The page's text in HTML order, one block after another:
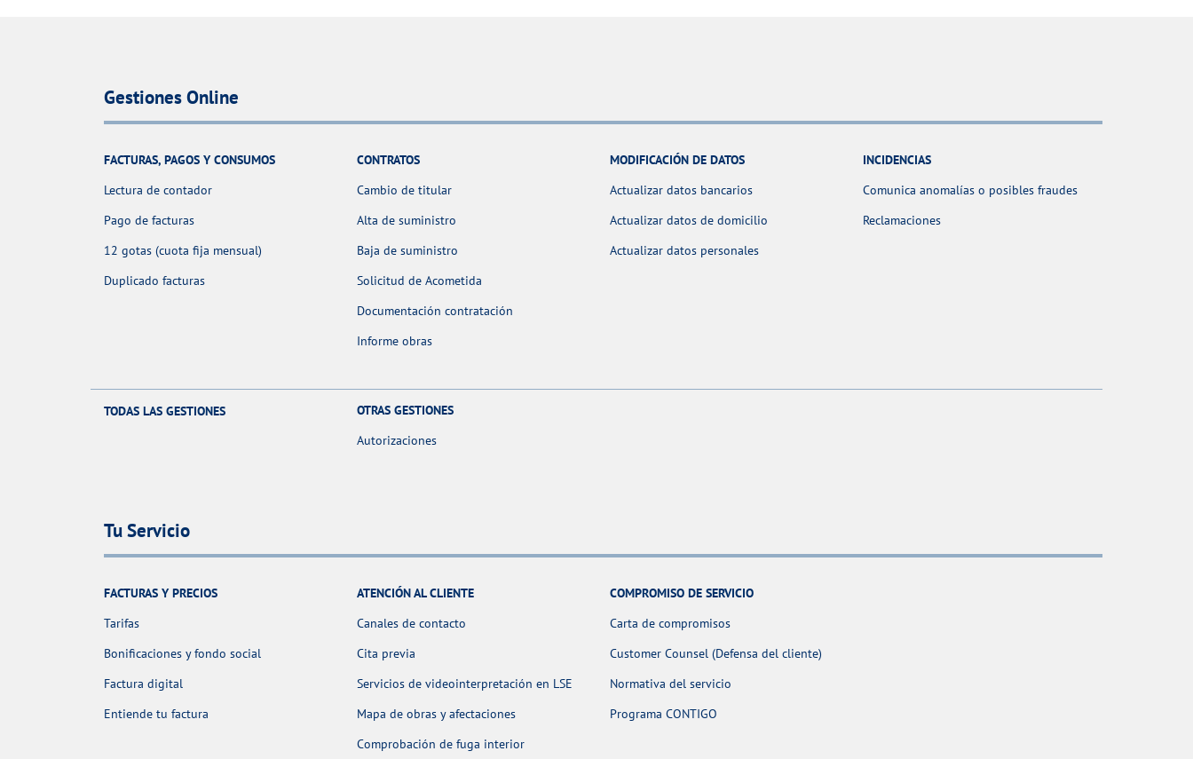
Gestiones Online
FACTURAS, PAGOS Y CONSUMOS
Lectura de contador
Pago de facturas
12 gotas (cuota fija mensual)
Duplicado facturas
CONTRATOS
Cambio de titular
Alta de suministro
Baja de suministro
Solicitud de Acometida
Documentación contratación
Informe obras
MODIFICACIÓN DE DATOS
Actualizar datos bancarios
Actualizar datos de domicilio
Actualizar datos personales
INCIDENCIAS
Comunica anomalías o posibles fraudes
Reclamaciones
TODAS LAS GESTIONES
OTRAS GESTIONES
Autorizaciones
Tu Servicio
FACTURAS Y PRECIOS
Tarifas
Bonificaciones y fondo social
Factura digital
Entiende tu factura
ATENCIÓN AL CLIENTE
Canales de contacto
Cita previa
Servicios de videointerpretación en LSE
Mapa de obras y afectaciones
Comprobación de fuga interior
COMPROMISO DE SERVICIO
Carta de compromisos
Customer Counsel (Defensa del cliente)
Normativa del servicio
Programa CONTIGO